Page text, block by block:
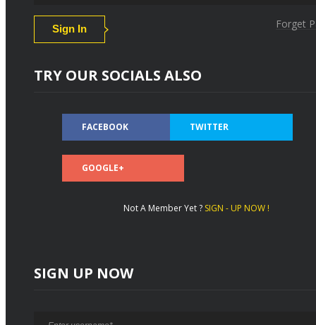
Forget
TRY OUR SOCIALS ALSO
FACEBOOK TWITTER
GOOGLE+
Not A Member Yet ? SIGN - UP NOW !
SIGN UP NOW